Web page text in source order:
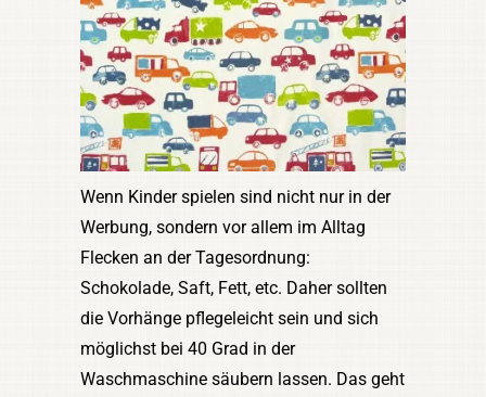
Wenn Kinder spielen sind nicht nur in der
Werbung, sondern vor allem im Alltag
Flecken an der Tagesordnung:
Schokolade, Saft, Fett, etc. Daher sollten
die Vorhänge pflegeleicht sein und sich
möglichst bei 40 Grad in der
Waschmaschine säubern lassen. Das geht